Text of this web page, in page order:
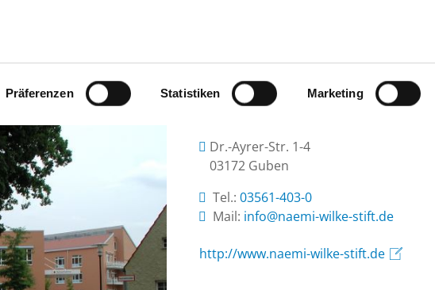
Präferenzen Statistiken Marketing
Dr.-Ayrer-Str. 1-4
03172 Guben
Tel.: 03561-403-0
Mail: ed.tfits-ekliw-imean@ofni
http://www.naemi-wilke-stift.de